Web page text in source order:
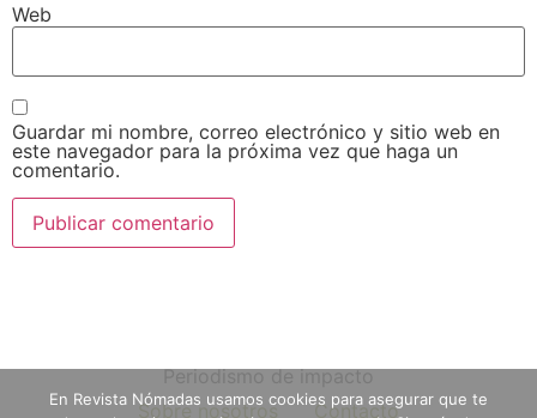
Web
Guardar mi nombre, correo electrónico y sitio web en
este navegador para la próxima vez que haga un
comentario.
Periodismo de impacto
Sobre nosotros
Contacto
En Revista Nómadas usamos cookies para asegurar que te